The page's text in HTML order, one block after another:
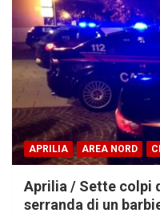
APRILIA AREA NORD
Aprilia / Sette colpi
serranda di un